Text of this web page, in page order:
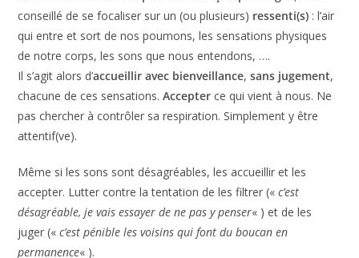
conseillé de se focaliser sur un (ou plusieurs)ressenti(s) : l’air
qui entre et sort de nos poumons, les sensations physiques
de notre corps, les sons que nous entendons, ….
Il s’agit alors d’accueillir avec bienveillance,sans jugement
chacune de ces sensations.Accepterce qui vient à nous. Ne
pas chercher à contrôler sa respiration. Simplement y être
attentif(ve).
accepter. Lutter contre la tentation de les filtrer (« c’est
désagréable, je vais essayer de ne pas y penser « ) et de les
juger («c’est pénible les voisins qui font du boucan en
permanence « ).